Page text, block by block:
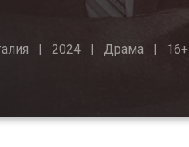
2024 Драма 16+